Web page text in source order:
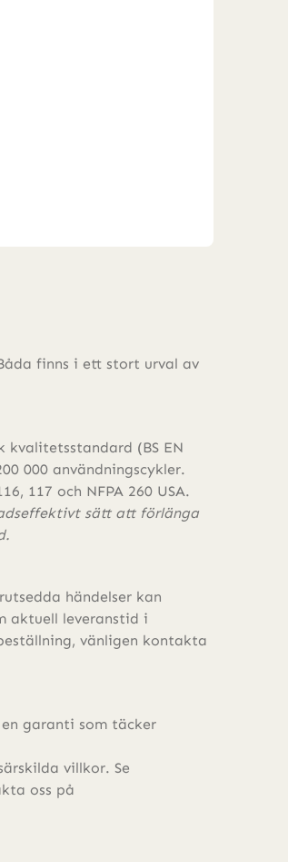
finns i ett stort urval av
(BS EN
000 användningscykler.
117 och NFPA 260 USA.
sätt att förlänga
händelser kan
aktuell leveranstid i
vänligen kontakta
garanti som täcker
villkor. Se
oss på